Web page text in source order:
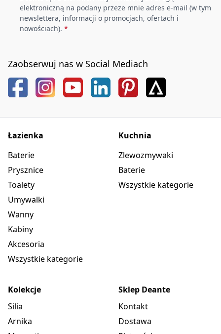
Otwór pod baterię Tak
elektroniczną na podany przeze mnie adres e-mail (w tym
newslettera, informacji o promocjach, ofertach i
nowościach). *
Zaobserwuj nas w Social Mediach
Łazienka
Baterie
Prysznice
Toalety
Umywalki
Wanny
Kabiny
Akcesoria
Wszystkie kategorie
Kuchnia
Zlewozmywaki
Baterie
Wszystkie kategorie
Kolekcje
Silia
Arnika
Sklep Deante
Kontakt
Dostawa